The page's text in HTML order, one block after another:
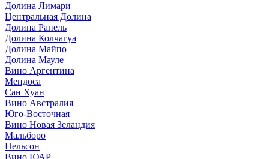
Долина Лимари
Центральная Долина
Долина Рапель
Долина Колчагуа
Долина Майпо
Долина Мауле
Вино Аргентина
Мендоса
Сан Хуан
Вино Австралия
Юго-Восточная
Вино Новая Зеландия
Мальборо
Нельсон